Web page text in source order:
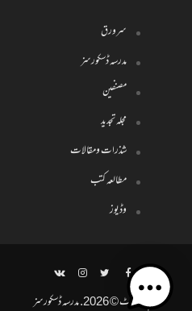
سرورق
مدرسہ ڈسکورسز
مصنفین
مجلہ تجدید
شذرات ومقالات
مطالعہ کتب
وڈیوز
کاپی رائیٹ © 2026. مدرسہ ڈسکورسز